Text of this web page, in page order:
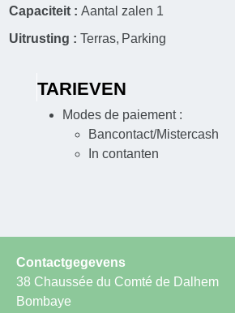
Capaciteit :Aantal zalen 1
Uitrusting :Terras Parking
TARIEVEN
Modes de paiement :
Bancontact/Mistercash
In contanten
Contactgegevens
38 Chaussée du Comté de Dalhem
Bombaye